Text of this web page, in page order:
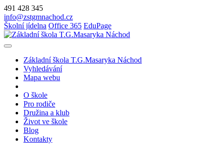
491 428 345
info@zstgmnachod.cz
Školní jídelna Office 365 EduPage
Základní škola T.G.Masaryka Náchod
Vyhledávání
Mapa webu
O škole
Pro rodiče
Družina a klub
Život ve škole
Blog
Kontakty